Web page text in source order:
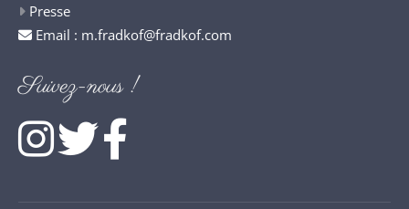
Presse
Email : m.fradkof@fradkof.com
Suivez-nous !